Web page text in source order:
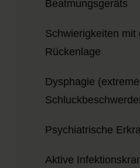
Beatmungsgeräts
Schwierigkeiten mit
Rückenlage
Dysphagie (extreme
Psychiatrische
Aktive